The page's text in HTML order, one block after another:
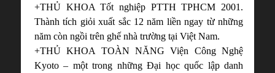
+THỦ KHOA Tốt nghiệp PTTH TPHCM 2001.
Thành tích giỏi xuất sắc 12 năm liền ngay từ những
năm còn ngồi trên ghế nhà trường tại Việt Nam.
+THỦ KHOA TOÀN NĂNG Viện Công Nghệ
Kyoto – một trong những Đại học quốc lập danh